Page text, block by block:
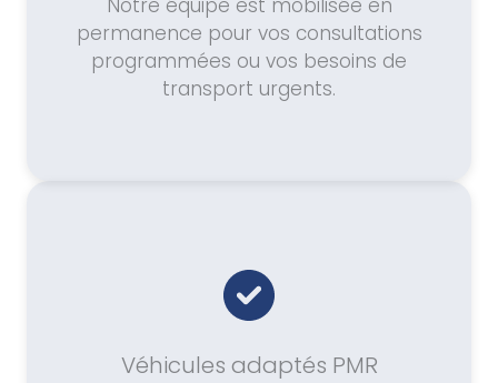
Notre équipe est mobilisée en
permanence pour vos consultations
programmées ou vos besoins de
transport urgents.
Véhicules adaptés PMR